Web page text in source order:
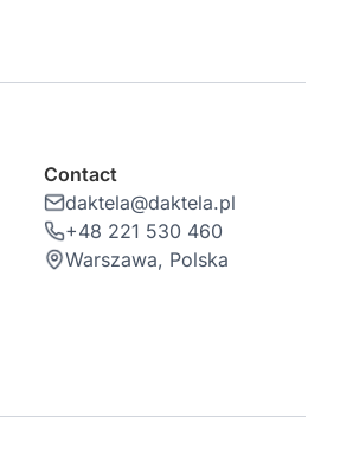
Contact
daktela@daktela.pl
+48 221 530 460
Warszawa, Polska